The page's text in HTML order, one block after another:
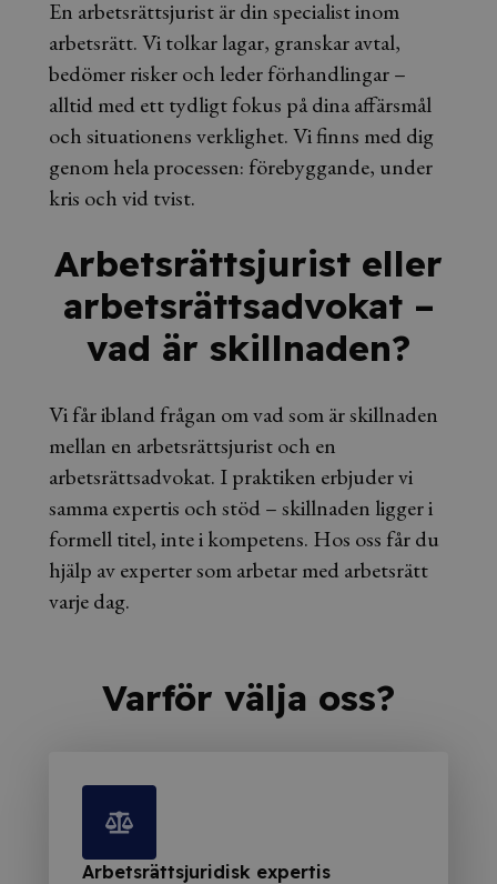
En arbetsrättsjurist är din specialist inom
arbetsrätt. Vi tolkar lagar, granskar avtal,
bedömer risker och leder förhandlingar –
alltid med ett tydligt fokus på dina affärsmål
och situationens verklighet. Vi finns med dig
genom hela processen: förebyggande, under
kris och vid tvist.
Arbetsrättsjurist eller
arbetsrättsadvokat –
vad är skillnaden?
Vi får ibland frågan om vad som är skillnaden
mellan en arbetsrättsjurist och en
arbetsrättsadvokat. I praktiken erbjuder vi
samma expertis och stöd – skillnaden ligger i
formell titel, inte i kompetens. Hos oss får du
hjälp av experter som arbetar med arbetsrätt
varje dag.
Varför välja oss?
Arbetsrättsjuridisk expertis